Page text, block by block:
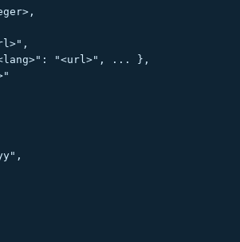
"<url>", ... },